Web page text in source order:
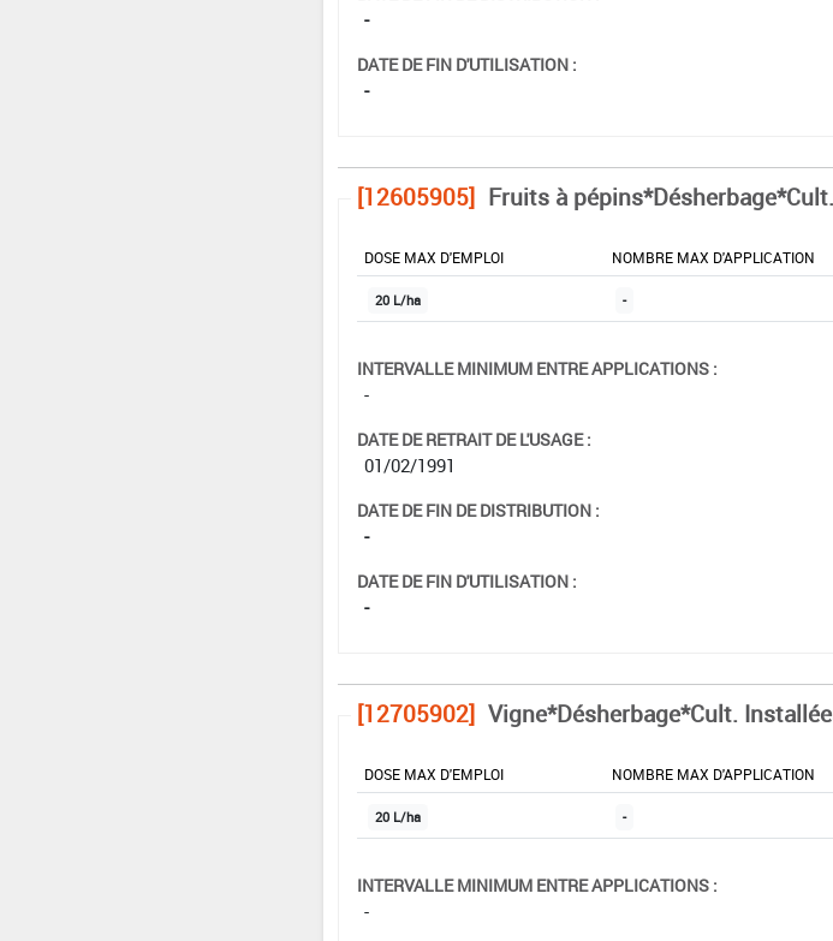
-
DATE DE FIN D'UTILISATION :
-
[12605905] Fruits à
DOSE MAX D'EMPLOI NOMBRE MAX D'APPLICATION
20 L/ha -
INTERVALLE MINIMUM ENTRE APPLICATIONS :
-
DATE DE RETRAIT DE L'USAGE :
01/02/1991
DATE DE FIN DE DISTRIBUTION :
-
DATE DE FIN D'UTILISATION :
-
[12705902] Vigne*Désherbage*Cult.
DOSE MAX D'EMPLOI NOMBRE MAX D'APPLICATION
20 L/ha -
INTERVALLE MINIMUM ENTRE APPLICATIONS :
-